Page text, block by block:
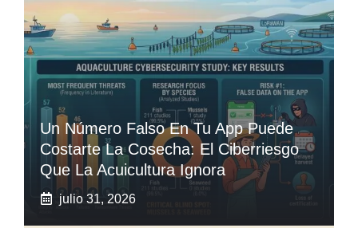
Un Número Falso En Tu App Puede
Costarte La Cosecha: El Ciberriesgo
Que La Acuicultura Ignora
julio 31, 2026